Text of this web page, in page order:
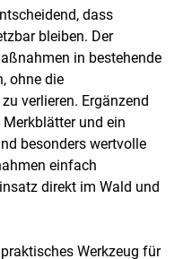
dass
bleiben. Der
in bestehende
ohne die
verlieren. Ergänzend
und ein
besonders wertvolle
einfach
direkt im Wald und
Werkzeug für